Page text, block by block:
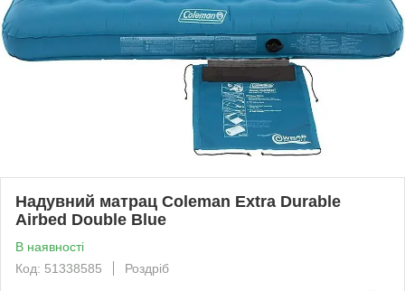
Надувний матрац Coleman Extra Durable
Airbed Double Blue
В наявності
Код: 51338585
Роздріб